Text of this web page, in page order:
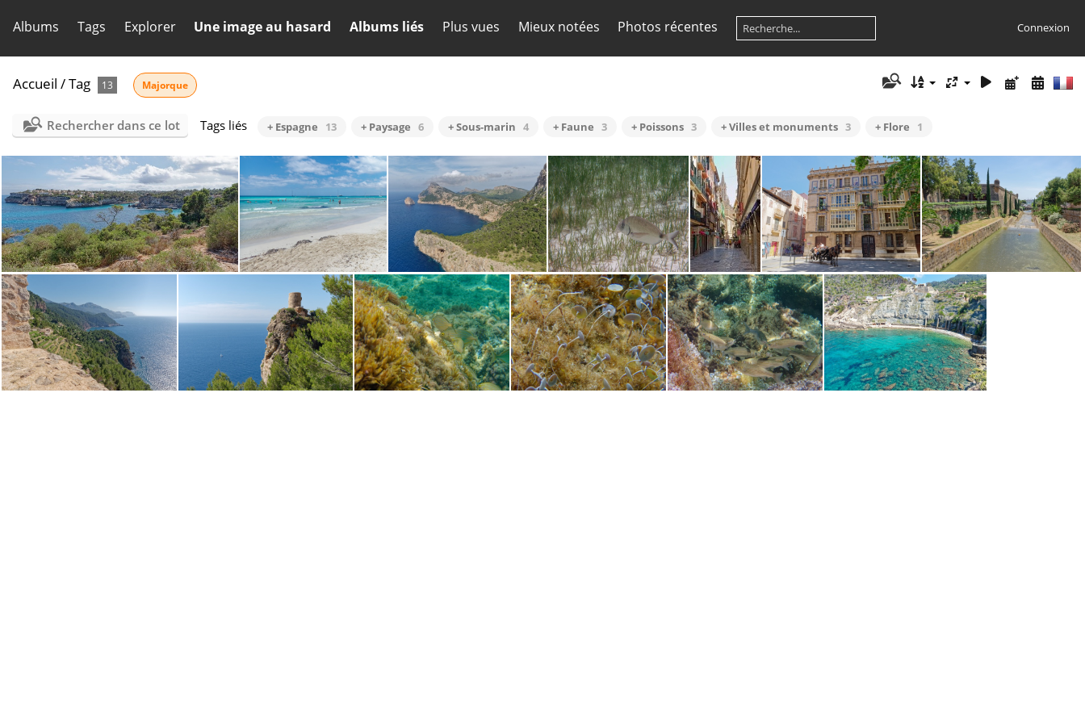
Albums Tags Explorer Une image au hasard Albums liés Plus vues Mieux notées Photos récentes Connexion
Accueil /Tag 13 Majorque
Rechercher dans ce lot Tags liés + Espagne 13 + Paysage 6 + Sous-marin 4 + Faune 3 + Poissons 3 + Villes et monuments 3 + Flore 1
Pano Es Pontas (auto) Es Trenc 100087 Formentor 4912 Formentor 080073 Palma 4807 Palma 4801 Palma 4749